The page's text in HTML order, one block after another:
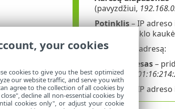
(pavyzdžiui,
Potinklis– IP adreso
potinklio tinklo
Pridėti IPv6 adresą:
Vienas adresas–
Potinklis
– IP
your cookies
cookies to give you the best optimized
our website traffic, and serve you with
agree to the collection of all cookies by
decline all non-essential cookies by
cookies only", or adjust your cookie